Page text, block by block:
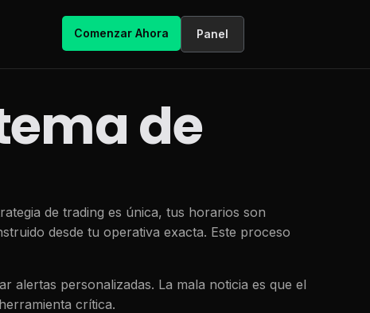
Comenzar Ahora Panel
de
de trading es única, tus horarios son
desde tu operativa exacta. Este proceso
alertas personalizadas. La mala noticia es que el
crítica.